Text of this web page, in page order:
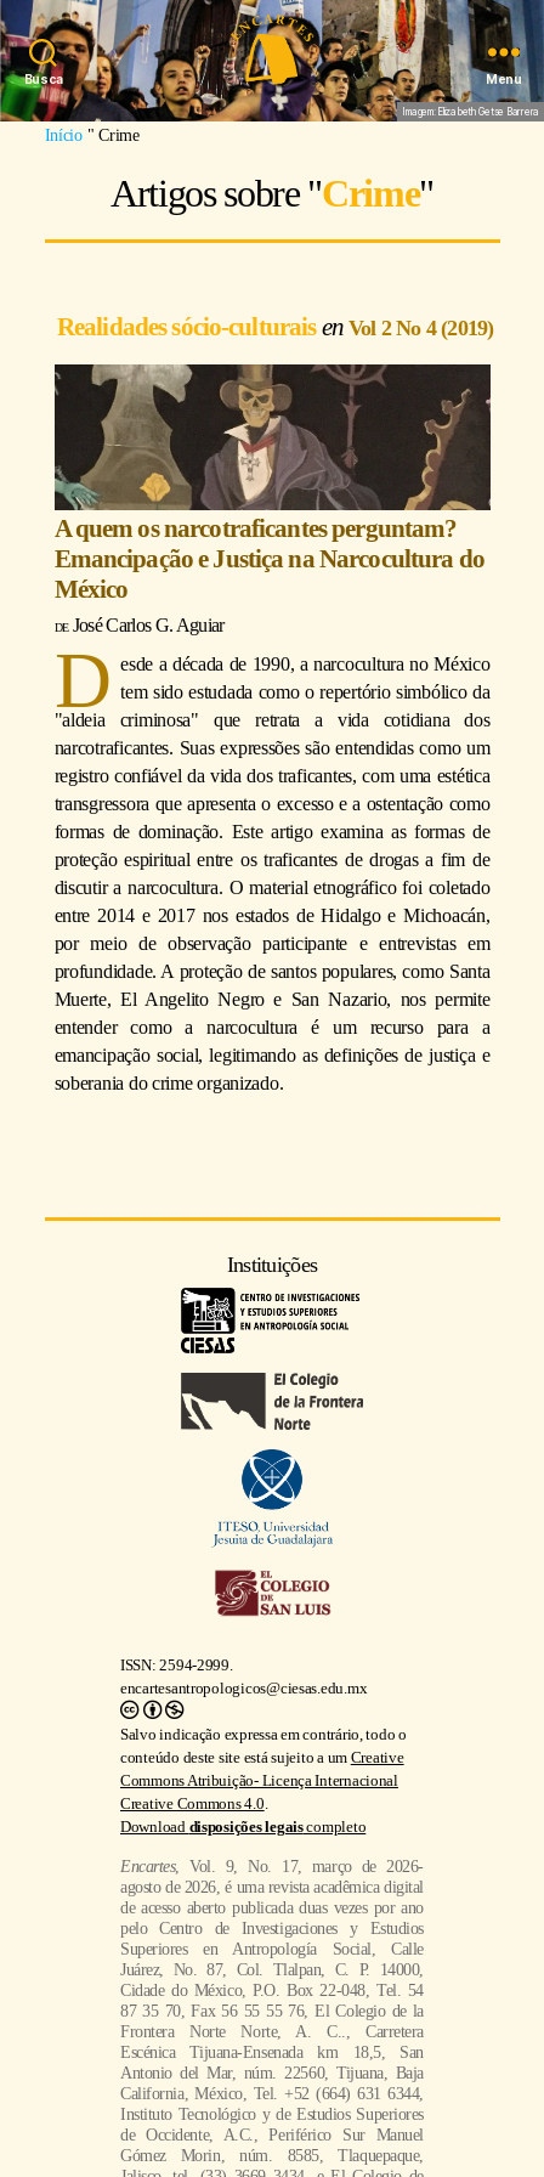
Busca Menu
Imagem: Elizabeth Getse Barrera
Início"Crime
Artigos sobre "Crime"
Realidades sócio-culturais Vol 2 No 4 (2019)
A quem os narcotraficantes perguntam?
Emancipação e Justiça na Narcocultura do
México
José Carlos G. Aguiar
D esde a década de 1990, a narcocultura no México
tem sido estudada como o repertório simbólico da
"aldeia criminosa" que retrata a vida cotidiana dos
narcotraficantes. Suas expressões são entendidas como um
registro confiável da vida dos traficantes, com uma estética
transgressora que apresenta o excesso e a ostentação como
formas de dominação. Este artigo examina as formas de
proteção espiritual entre os traficantes de drogas a fim de
discutir a narcocultura. O material etnográfico foi coletado
entre 2014 e 2017 nos estados de Hidalgo e Michoacán,
por meio de observação participante e entrevistas em
profundidade. A proteção de santos populares, como Santa
Muerte, El Angelito Negro e San Nazario, nos permite
entender como a narcocultura é um recurso para a
emancipação social, legitimando as definições de justiça e
soberania do crime organizado.
Instituições
ISSN: 2594-2999.
encartesantropologicos@ciesas.edu.mx
Salvo indicação expressa em contrário, todo o
conteúdo deste site está sujeito a um Creative
Commons Atribuição- Licença Internacional
Creative Commons 4.0
Download disposições legaiscompleto
Encartes, Vol. 9, No. 17, março de 2026-
agosto de 2026, é uma revista acadêmica digital
de acesso aberto publicada duas vezes por ano
pelo Centro de Investigaciones y Estudios
Superiores en Antropología Social, Calle
Juárez, No. 87, Col. Tlalpan, C. P. 14000,
Cidade do México, P.O. Box 22-048, Tel. 54
87 35 70, Fax 56 55 55 76, El Colegio de la
Frontera Norte Norte, A. C.., Carretera
Escénica Tijuana-Ensenada km 18,5, San
Antonio del Mar, núm. 22560, Tijuana, Baja
California, México, Tel. +52 (664) 631 6344,
Instituto Tecnológico y de Estudios Superiores
de Occidente, A.C., Periférico Sur Manuel
Gómez Morin, núm. 8585, Tlaquepaque,